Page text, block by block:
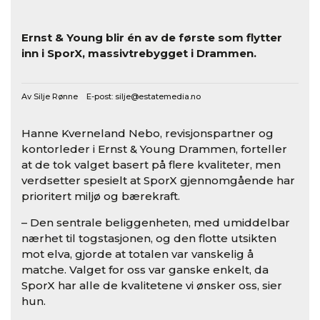
Ernst & Young blir én av de første som flytter
inn i SporX, massivtrebygget i Drammen.
Av Silje Rønne E-post: silje@estatemedia.no
Hanne Kverneland Nebo, revisjonspartner og
kontorleder i Ernst & Young Drammen, forteller
at de tok valget basert på flere kvaliteter, men
verdsetter spesielt at SporX gjennomgående har
prioritert miljø og bærekraft.
– Den sentrale beliggenheten, med umiddelbar
nærhet til togstasjonen, og den flotte utsikten
mot elva, gjorde at totalen var vanskelig å
matche. Valget for oss var ganske enkelt, da
SporX har alle de kvalitetene vi ønsker oss, sier
hun.